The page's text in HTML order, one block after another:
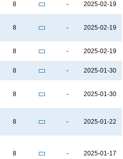
8 - 2025-02-19
8 - 2025-02-19
8 - 2025-02-19
8 - 2025-01-30
8 - 2025-01-30
8 - 2025-01-22
8 - 2025-01-17